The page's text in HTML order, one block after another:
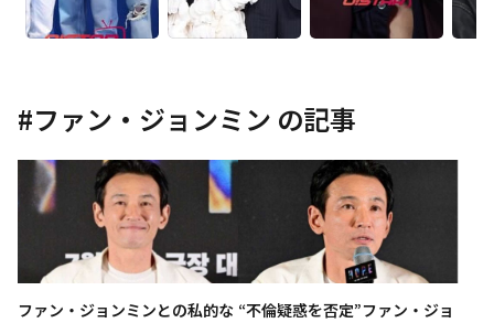
#ファン・ジョンミン の記事
ファン・ジョンミンとの私的な “不倫疑惑を否定”ファン・ジョ